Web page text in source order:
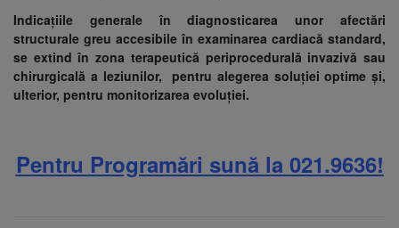
Indicațiile generale în diagnosticarea unor afectări
structurale greu accesibile în examinarea cardiacă standard,
se extind în zona terapeutică periprocedurală invazivă sau
chirurgicală a leziunilor, pentru alegerea soluției optime și,
ulterior, pentru monitorizarea evoluției.
Pentru Programări sună la 021.9636!